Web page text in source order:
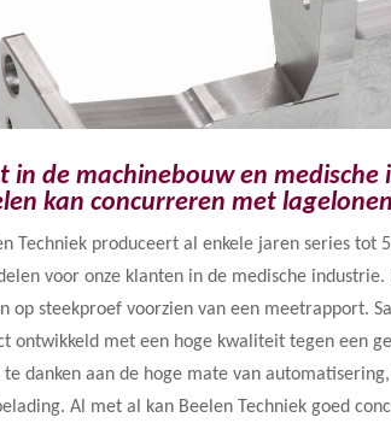
in de machinebouw en medische
kan concurreren met
Techniek produceert al enkele jaren series tot
voor onze klanten in de medische industrie.
op steekproef voorzien van een meetrapport.
ontwikkeld met een hoge kwaliteit tegen een
te danken aan de hoge mate van
Al met al kan Beelen Techniek goed